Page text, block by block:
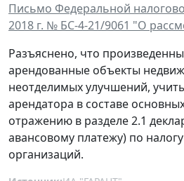
Письмо Федеральной
2018 г. № БС-4-21/9061 "О
Разъяснено, что
арендованные объекты
неотделимых улучшений,
арендатора в составе
отражению в разделе 2.1
авансовому платежу) по
организаций.